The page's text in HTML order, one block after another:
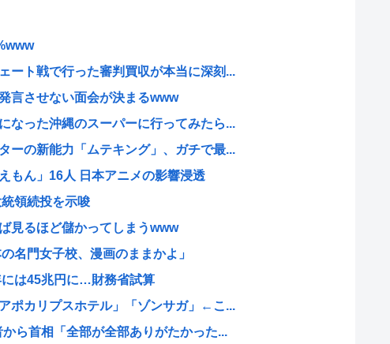
ート戦で行った審判買収が本当に深刻...
言させない面会が決まるwww
なった沖縄のスーパーに行ってみたら...
ーの新能力「ムテキング」、ガチで最...
もん」16人 日本アニメの影響浸透
領続投を示唆
見るほど儲かってしまうwww
名門女子校、漫画のままかよ」
には45兆円に…財務省試算
ポカリプスホテル」「ゾンサガ」←こ...
から首相「全部が全部ありがたかった...